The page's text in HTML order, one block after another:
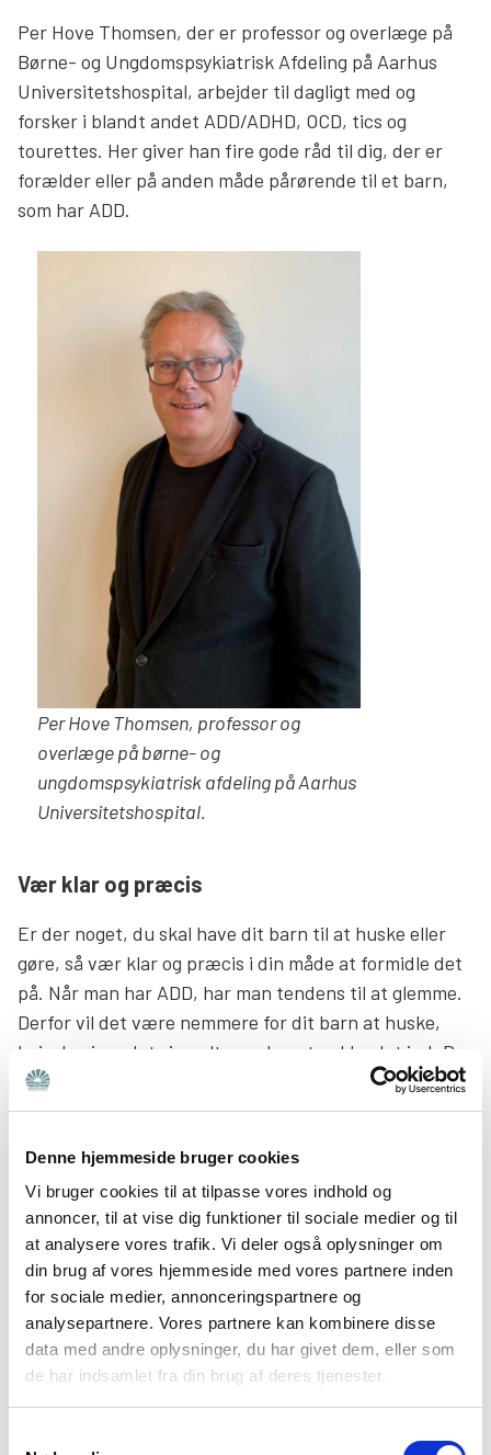
Denne hjemmeside bruger cookies
Vi bruger cookies til at tilpasse vores indhold og
annoncer, til at vise dig funktioner til sociale medier og til
at analysere vores trafik. Vi deler også oplysninger om
din brug af vores hjemmeside med vores partnere inden
for sociale medier, annonceringspartnere og
analysepartnere. Vores partnere kan kombinere disse
data med andre oplysninger, du har givet dem, eller som
de har indsamlet fra din brug af deres tjenester.
Per Hove Thomsen, der er professor og overlæge på
Børne- og Ungdomspsykiatrisk Afdeling på Aarhus
Universitetshospital, arbejder til dagligt med og
forsker i blandt andet ADD/ADHD, OCD, tics og
tourettes. Her giver han fire gode råd til dig, der er
forælder eller på anden måde pårørende til et barn,
som har ADD.
Per Hove Thomsen, professor og
overlæge på børne- og
ungdomspsykiatrisk afdeling på Aarhus
Universitetshospital.
Vær klar og præcis
Er der noget, du skal have dit barn til at huske eller
gøre, så vær klar og præcis i din måde at formidle det
på. Når man har ADD, har man tendens til at glemme.
Derfor vil det være nemmere for dit barn at huske,
hvis du siger det simpelt og uden at pakke det ind. Du
kan på en ordentlig og respektfuld måde bede dit barn
om lige at opsummere, hvad der er blevet sagt, så I er
Hjælp til med at komme i gang
Når man har ADD, kan det være meget svært at
overskue og samle energi til små dagligdagsgøremål.
Det kan være, dit barn skal tage madpakken op ad
skoletasken, men simpelthen ikke orker. Eller måske
har I ligget og set film i sofaen, og nu skal I i seng. Men
din kære synes måske, det er virkelig uoverskueligt at
rejse sig, børste tænder og gå i seng. Som pårørende